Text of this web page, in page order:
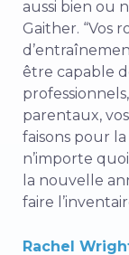
aussi bien ou
Gaither. “Vos
être capable
parentaux,
faisons pour
n’importe
la nouvelle
faire
Rachel